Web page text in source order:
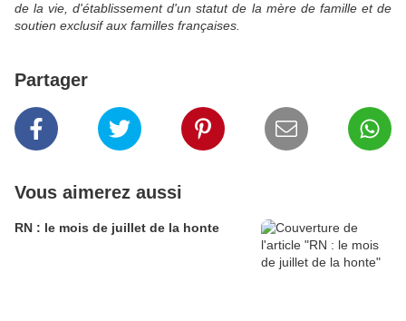
de la vie, d'établissement d'un statut de la mère de famille et de
soutien exclusif aux familles françaises.
Partager
Vous aimerez aussi
RN : le mois de juillet de la honte